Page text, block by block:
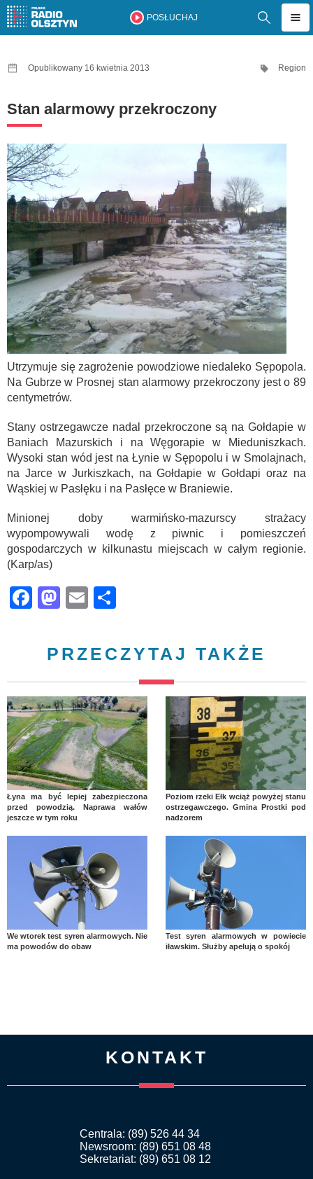
POSŁUCHAJ
Opublikowany 16 kwietnia 2013 Region
Stan alarmowy przekroczony
Utrzymuje się zagrożenie powodziowe niedaleko Sępopola.
Na Gubrze w Prosnej stan alarmowy przekroczony jest o 89
centymetrów.
Stany ostrzegawcze nadal przekroczone są na Gołdapie w
Baniach Mazurskich i na Węgorapie w Mieduniszkach.
Wysoki stan wód jest na Łynie w Sępopolu i w Smolajnach,
na Jarce w Jurkiszkach, na Gołdapie w Gołdapi oraz na
Wąskiej w Pasłęku i na Pasłęce w Braniewie.
Minionej doby warmińsko-mazurscy strażacy
wypompowywali wodę z piwnic i pomieszczeń
gospodarczych w kilkunastu miejscach w całym regionie.
(Karp/as)
Facebook
Mastodon
Email
PRZECZYTAJ TAKŻE
Łyna ma być lepiej zabezpieczona
przed powodzią. Naprawa wałów
jeszcze w tym roku
Poziom rzeki Ełk wciąż powyżej stanu
ostrzegawczego. Gmina Prostki pod
nadzorem
We wtorek test syren alarmowych. Nie
ma powodów do obaw
Test syren alarmowych w powiecie
iławskim. Służby apelują o spokój
KONTAKT
Centrala: (89) 526 44 34
Newsroom: (89) 651 08 48
Sekretariat: (89) 651 08 12